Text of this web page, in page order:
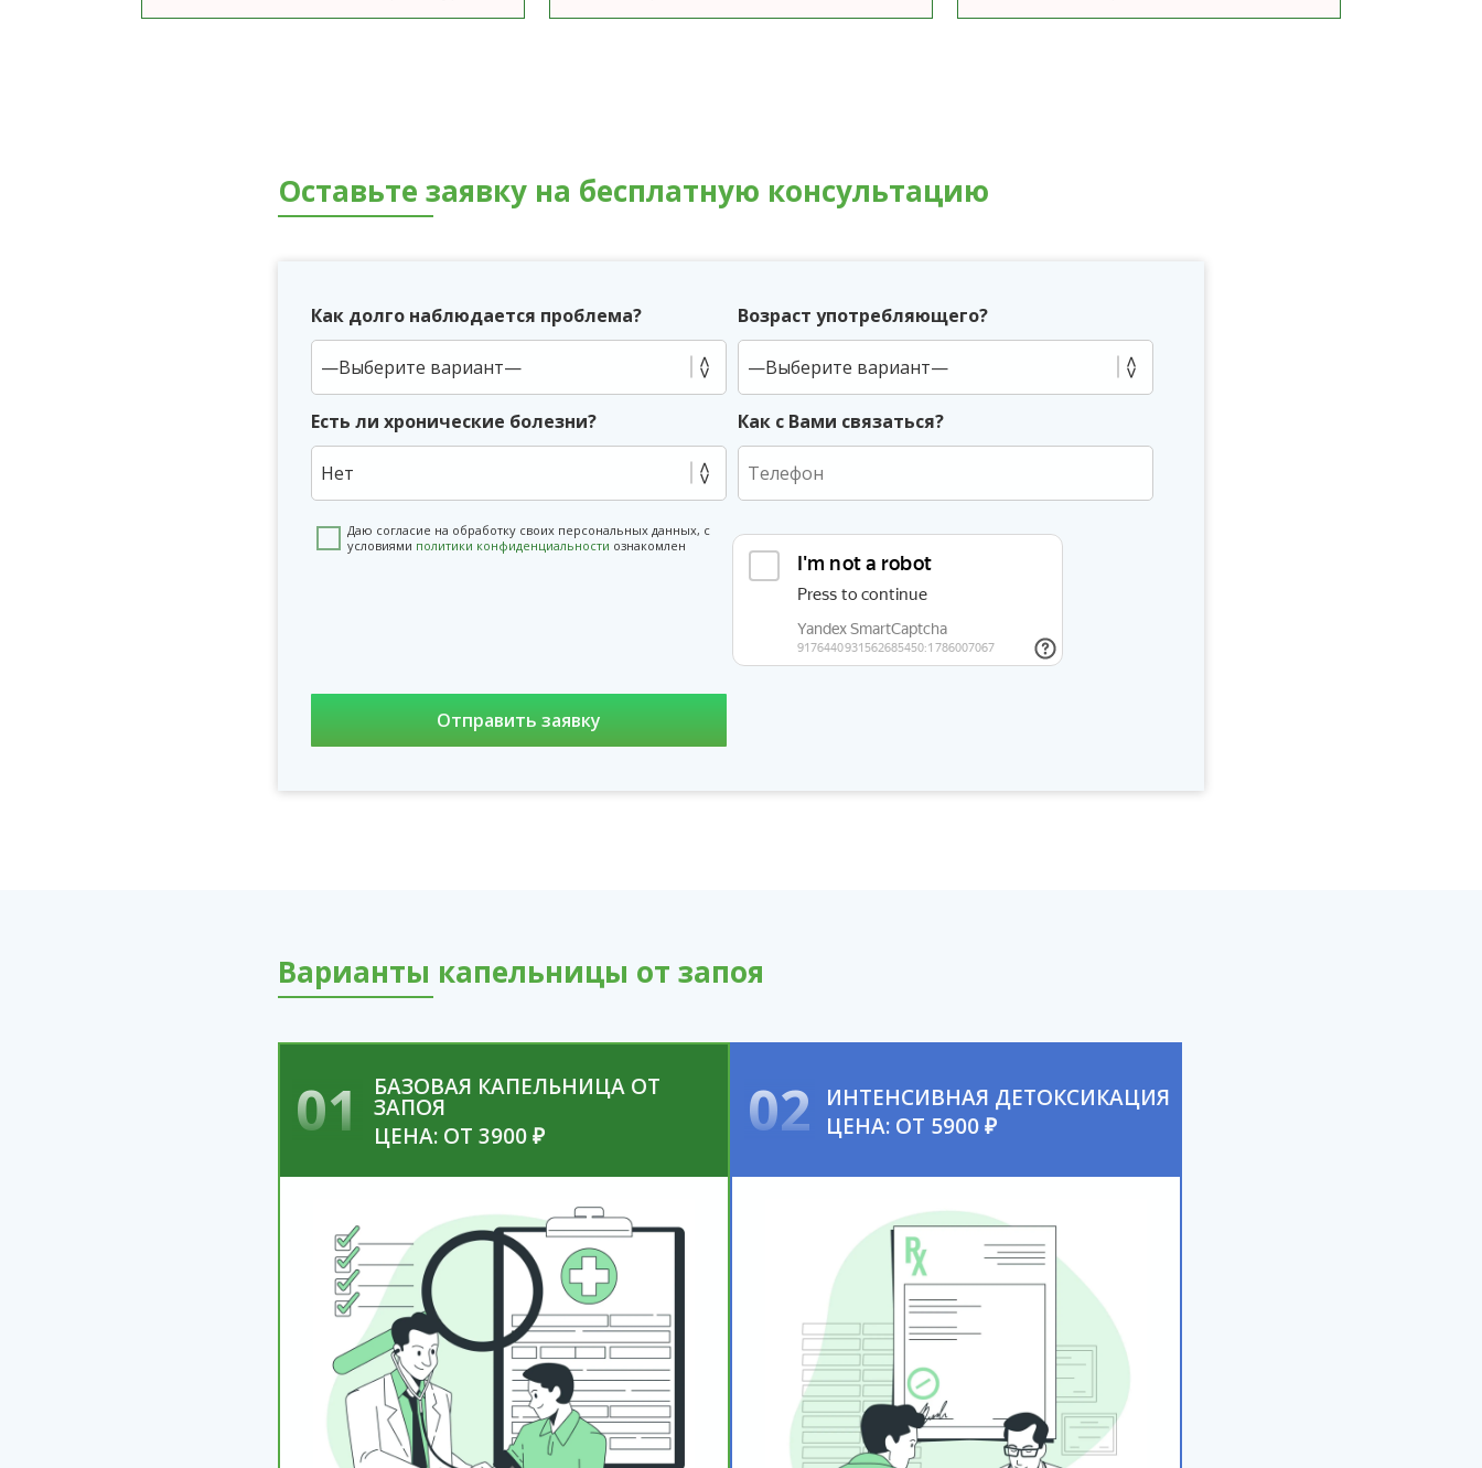
Оставьте заявку на бесплатную консультацию
Как долго наблюдается проблема? Возраст употребляющего?
Есть ли хронические болезни?
Нет
Как с Вами связаться?
Даю согласие на обработку своих персональных данных, с
условиями политики конфиденциальности ознакомлен
Варианты капельницы от запоя
01 БАЗОВАЯ КАПЕЛЬНИЦА ОТ
ЗАПОЯ
ЦЕНА: ОТ 3900 ₽
02
ИНТЕНСИВНАЯ ДЕТОКСИКАЦИЯ
ЦЕНА: ОТ 5900 ₽